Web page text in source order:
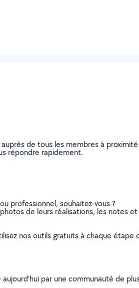
de tous les membres à
répondre rapidement.
professionnel, souhaitez-vous ?
de leurs réalisations, les notes et
nos outils gratuits à chaque étape
par une communauté de